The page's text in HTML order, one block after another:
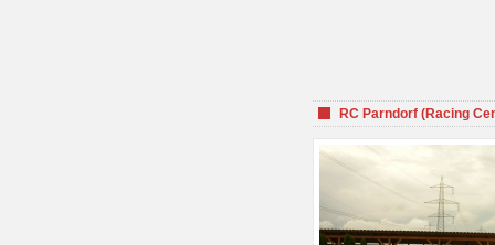
RC Parndorf (Racing